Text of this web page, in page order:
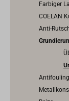
Farbiger
COELAN
Anti-
Antifouling